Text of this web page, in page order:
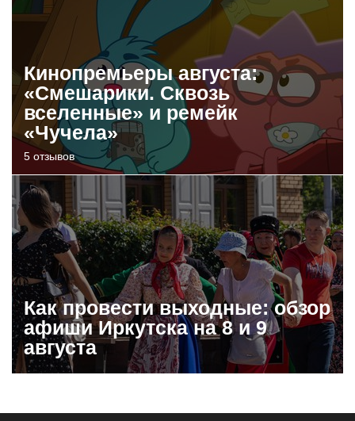
Кинопремьеры августа:
«Смешарики. Сквозь
вселенные» и ремейк
«Чучела»
5 отзывов
Как провести выходные: обзор
афиши Иркутска на 8 и 9
августа